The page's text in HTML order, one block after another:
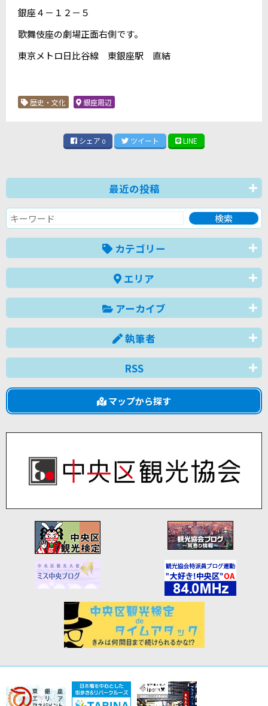
銀座４－１２－５
歌舞伎座の劇場正面右側です。
東京メトロ日比谷線 東銀座駅 直結
歴史・文化 銀座周辺
シェア 0 ツイート LINE
最近の投稿
カテゴリー
エリア
アーカイブ
執筆者
RSS
マップから探す